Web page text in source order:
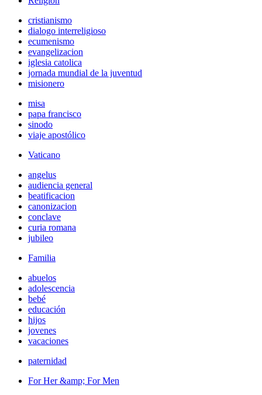
cristianismo
dialogo interreligioso
ecumenismo
evangelizacion
iglesia catolica
jornada mundial de la juventud
misionero
misa
papa francisco
sinodo
viaje apostólico
Vaticano
angelus
audiencia general
beatificacion
canonizacion
conclave
curia romana
jubileo
Familia
abuelos
adolescencia
bebé
educación
hijos
jovenes
vacaciones
paternidad
For Her &amp; For Men